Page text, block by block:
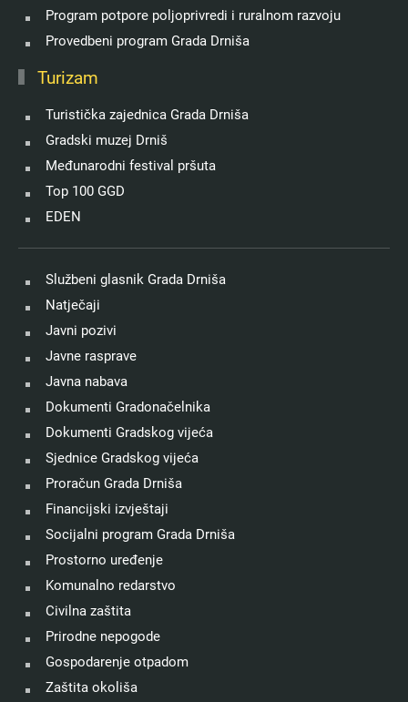
Program potpore poljoprivredi i ruralnom razvoju
Provedbeni program Grada Drniša
Turizam
Turistička zajednica Grada Drniša
Gradski muzej Drniš
Međunarodni festival pršuta
Top 100 GGD
EDEN
Službeni glasnik Grada Drniša
Natječaji
Javni pozivi
Javne rasprave
Javna nabava
Dokumenti Gradonačelnika
Dokumenti Gradskog vijeća
Sjednice Gradskog vijeća
Proračun Grada Drniša
Financijski izvještaji
Socijalni program Grada Drniša
Prostorno uređenje
Komunalno redarstvo
Civilna zaštita
Prirodne nepogode
Gospodarenje otpadom
Zaštita okoliša